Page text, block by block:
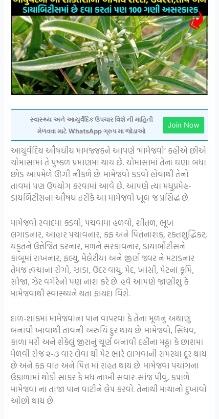
સ્વાસ્થ્ય અને આયુર્વેદિક ઉપચાર વિશે ની માહિતી
મેળવવા માટે WhatsApp ગ્રુપ મા જોડાઓ
Join Now
આયુર્વેદિય ઔષધીય મામંજ્જકને આપણે ‘મામેજવો’ કહીએ છીએ.
ચોમાસામાં તે પુષ્કળ પ્રમાણમાં થાય છે. ચોમાસામાં તેના ઘણાં બધાં
છોડ આપમેળે ઊગી નીકળે છે. મામેજવો કડવો હોવાથી તેનો
તાવમાં પણ ઉપયોગ કરવામાં આવે છે. આપણે ત્યાં મધુપ્રમેહ-
ડાયબિટીસના ઔષધ તરીકે આ મામેજવો ખૂબ જ પ્રસિદ્ધ છે.
મામેજવો સ્વાદમાં કડવો, પચવામાં હળવો, શીતળ, ભૂખ
લગાડનાર, આહાર પચાવનાર, કફ અને પિત્તનાશક, રક્તશુદ્ધિકર,
યકૃતને ઉત્તેજિત કરનાર, મળને સરકાવનાર, ડાયાબીટીસને
કાબૂમાં રાખનાર, ફલ્યુ, મેલેરીયા અને જીર્ણ જવર ને મટાડનાર
તેમજ ત્વચાના રોગો, ઝાડા, ઉદર વાયુ, મેદ, ખાંસી, પેટનાં કૃમિ,
સોજા, ઝેર વગેરેનો પણ નાશ કરે છે. હવે આપણે જાણીશું કે
મામેજવાથી સ્વાસ્થ્યને થતા ફાયદા વિશે.
દાળ-શાકમાં મામેજવાના પાન વાપરવા કે તેના મૂળનું અથાણું
બનાવી ખાવાથી તાવની અરુચિ દુર થાય છે. મામેજવો, સિંધવ,
કાળા મરી અને શેકેલું જીરાનું ચૂર્ણ બનાવી દહીંના મઠ્ઠા કે છાશમાં
મેળવી રોજ ૨-૩ વાર લેવા થી પેટ ભારે લાગવાની સમસ્યા દૂર થાય
છે અને કફ વાત અને પિત્ત માં રાહત થાય છે. મામેજવા પંચાંગના
ઉકાળામાં થોડી સાકર કે મધ નાખી સવાર-સાંજ પીવું, કપાળે
મામેજવા ના તાજા પાન વાટીને લેપ કરવો. તેનાથી માથાનો દુખાવો
ઓછો થાય છે.